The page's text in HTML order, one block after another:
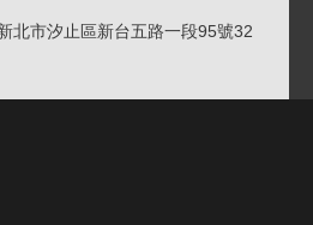
北市汐止區新台五路一段95號32